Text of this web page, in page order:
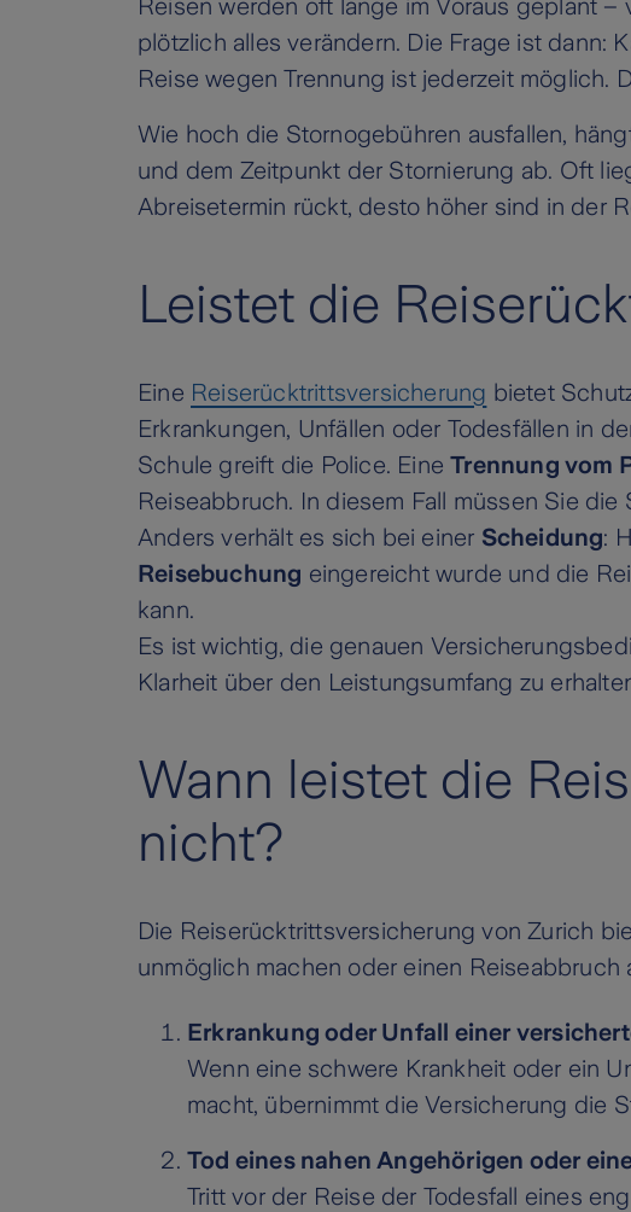
Reisen werden oft lange im Voraus geplant
plötzlich alles verändern. Die Frage ist dann:
Reise wegen Trennung ist jederzeit möglich.
Wie hoch die Stornogebühren ausfallen,
und dem Zeitpunkt der Stornierung ab. Oft
Abreisetermin rückt, desto höher sind in der
Leistet die
Eine Reiserücktrittsversicherung bietet
Erkrankungen, Unfällen oder Todesfällen in
Schule greift die Police. EineTrennung vom
Reiseabbruch. In diesem Fall müssen Sie
Anders verhält es sich bei einer Scheidung:
Reisebuchung eingereicht wurde und die
kann.
Es ist wichtig, die genauen
Klarheit über den Leistungsumfang zu
Wann leistet die
nicht?
Die Reiserücktrittsversicherung von Zurich
unmöglich machen oder einen
Erkrankung oder Unfall einer
Wenn eine schwere Krankheit oder ein
macht, übernimmt die Versicherung die
Tod eines nahen Angehörigen oder
Tritt vor der Reise der Todesfall eines